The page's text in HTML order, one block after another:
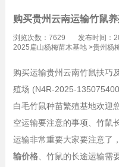
购买贵州云南运输竹鼠
浏览次数：7629
发布时间：
2025扁山杨梅苗木基地>贵州杨
购买运输贵州云南竹鼠扶巧
殖场 (N4R-2025-
白毛竹鼠种苗繁殖基地欢迎
空运输要注意的事项、竹鼠
运输非常重要大家要注意了
输价格、竹鼠的长途运输需